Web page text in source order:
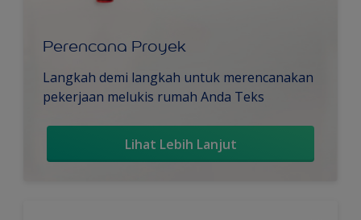
Perencana Proyek
Langkah demi langkah untuk merencanakan
pekerjaan melukis rumah Anda Teks
Lihat Lebih Lanjut